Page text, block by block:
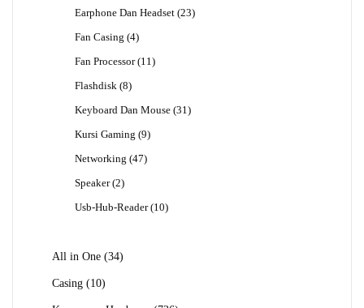
Earphone Dan Headset 2323
Fan Casing 44
Fan Processor 11 11
Flashdisk 88
Keyboard Dan Mouse 31 31
Kursi Gaming 99
Networking 4747
Speaker 22
Usb-Hub-Reader 1010
All in One 3434
Casing
1010